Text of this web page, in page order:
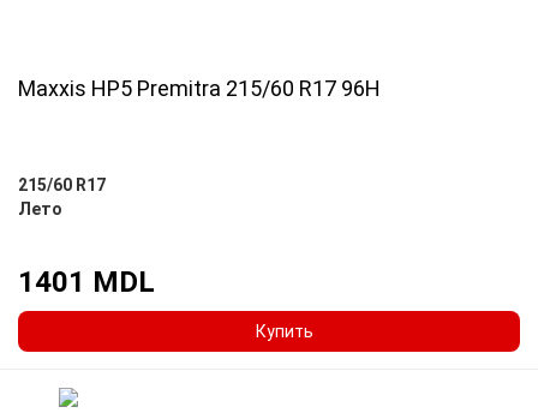
Maxxis HP5 Premitra 215/60 R17 96H
215/60 R17
Лето
1401 MDL
Купить